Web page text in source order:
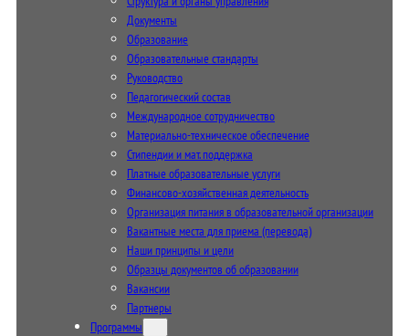
Документы
Образование
Образовательные стандарты
Руководство
Педагогический состав
Международное сотрудничество
Материально-техническое обеспечение
Стипендии и мат. поддержка
Платные образовательные услуги
Финансово-хозяйственная деятельность
Организация питания в образовательной организации
Вакантные места для приема (перевода)
Наши принципы и цели
Образцы документов об образовании
Вакансии
Партнеры
Программы